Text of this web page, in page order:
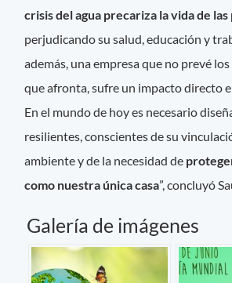
crisis del agua precariza la vida de las
perjudicando su salud, educación y
además, una empresa que no prevé los
que afronta, sufre un impacto directo
En el mundo de hoy es necesario
resilientes, conscientes de su
ambiente y de la necesidad de
como nuestra única casa”, concluyó
Galería de imágenes